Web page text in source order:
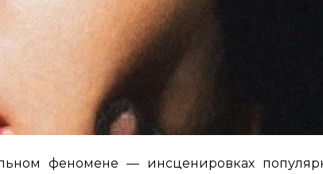
феномене — инсценировках